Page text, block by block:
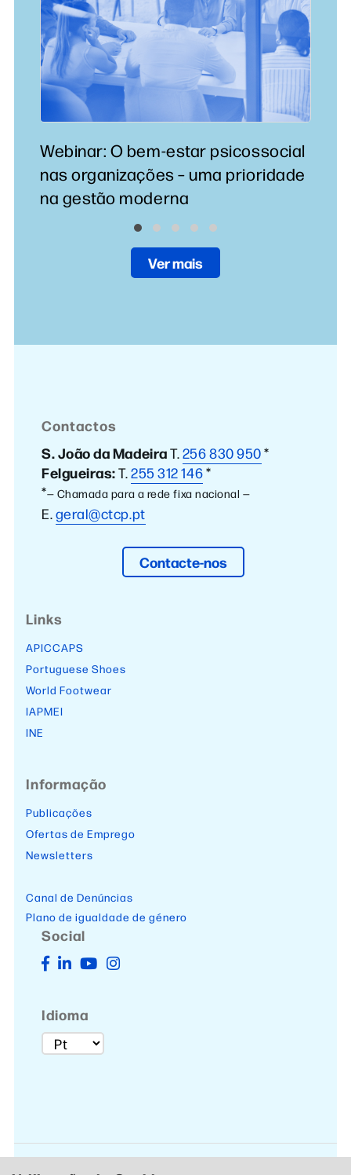
Webinar: O bem-estar psicossocial
nas organizações – uma prioridade
na gestão moderna
Ver mais
Contactos
S. João da MadeiraT.256 830 950*
Felgueiras:T.255 312 146*
*— Chamada para a rede fixa nacional —
E.geral@ctcp.pt
Contacte-nos
Links
APICCAPS
Portuguese Shoes
World Footwear
IAPMEI
INE
Informação
Publicações
Ofertas de Emprego
Newsletters
Canal de Denúncias
Plano de igualdade de género
Social
Idioma